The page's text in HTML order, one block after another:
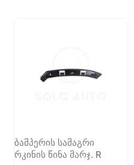
ბამპერის სამაგრი
რკინის წინა მარჯ. R